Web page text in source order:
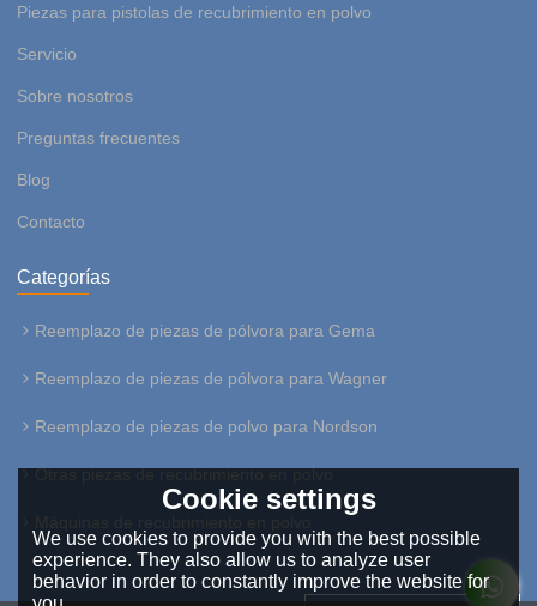
Piezas para pistolas de recubrimiento en polvo
Servicio
Sobre nosotros
Preguntas frecuentes
Blog
Contacto
Categorías
Reemplazo de piezas de pólvora para Gema
Reemplazo de piezas de pólvora para Wagner
Reemplazo de piezas de polvo para Nordson
Otras piezas de recubrimiento en polvo
Cookie settings
We use cookies to provide you with the best possible
experience. They also allow us to analyze user
behavior in order to constantly improve the website for